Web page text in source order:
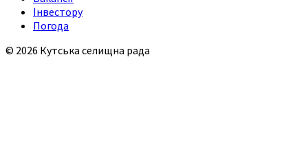
Інвестору
Погода
© 2026 Кутська селищна рада